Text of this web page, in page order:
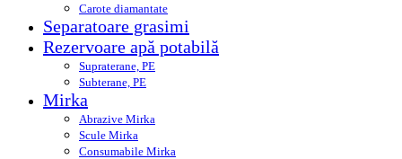
Carote diamantate
Separatoare grasimi
Rezervoare apă potabilă
Supraterane, PE
Subterane, PE
Mirka
Abrazive Mirka
Scule Mirka
Consumabile Mirka